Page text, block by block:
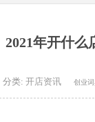
2021年开什么
分类: 开店资讯 创业